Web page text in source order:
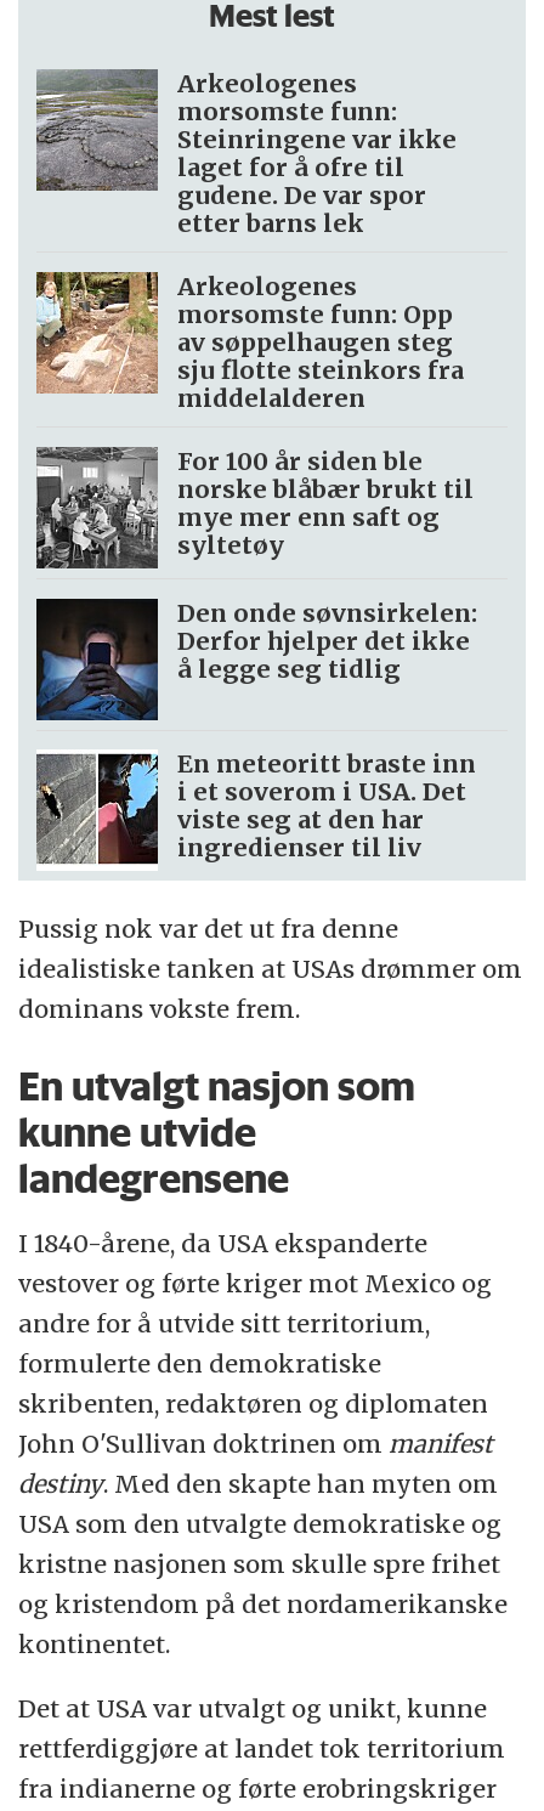
Mest lest
Arkeologenes
morsomste funn:
Steinringene var ikke
laget for å ofre til
gudene. De var spor
etter barns lek
Arkeologenes
morsomste funn: Opp
av søppel­haugen steg
sju flotte steinkors fra
middelalderen
For 100 år siden ble
norske blåbær brukt til
mye mer enn saft og
syltetøy
Den onde søvnsirkelen:
Derfor hjelper det ikke
å legge seg tidlig
En meteoritt braste inn
i et soverom i USA. Det
viste seg at den har
ingredienser til liv
Pussig nok var det ut fra denne
idealistiske tanken at USAs drømmer om
dominans vokste frem.
En utvalgt nasjon som
kunne utvide
landegrensene
I 1840-årene, da USA ekspanderte
vestover og førte kriger mot Mexico og
andre for å utvide sitt territorium,
formulerte den demokratiske
skribenten, redaktøren og diplomaten
John O'Sullivan doktrinen om manifest
destiny. Med den skapte han myten om
USA som den utvalgte demokratiske og
kristne nasjonen som skulle spre frihet
og kristendom på det nordamerikanske
kontinentet.
Det at USA var utvalgt og unikt, kunne
rettferdiggjøre at landet tok territorium
fra indianerne og førte erobringskriger